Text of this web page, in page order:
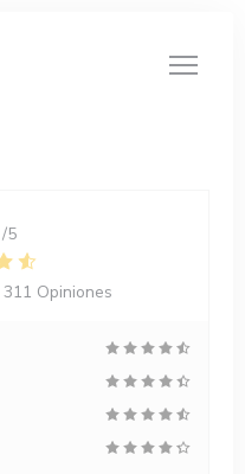
/5
311 Opiniones